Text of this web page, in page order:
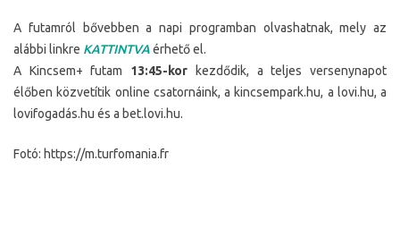
A futamról bővebben a napi programban olvashatnak, mely az
alábbi linkre KATTINTVAérhető el.
A Kincsem+ futam 13:45-kor
kezdődik, a teljes versenynapot
élőben közvetítik online csatornáink, a kincsempark.hu, a lovi.hu, a
lovifogadás.hu és a bet.lovi.hu.
Fotó: https://m.turfomania.fr